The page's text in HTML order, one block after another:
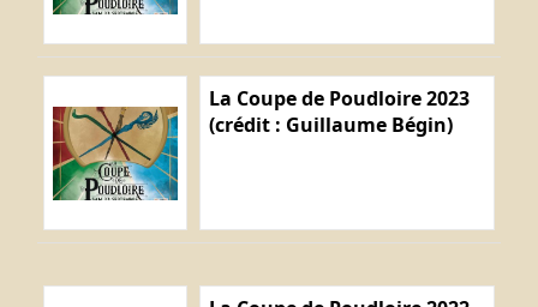
La Coupe de Poudloire 2023
(crédit : Guillaume Bégin)